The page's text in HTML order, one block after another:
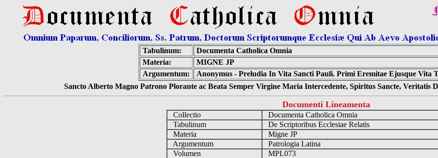
Tabulinum:
Documenta Catholica Omnia
Materia:
MIGNE JP
Argumentum:
Anonymus - Preludia In Vita Sancti Pauli. Primi Eremitae Ejusque Vita
Sancto Alberto Magno Patrono Plorante ac Beata Semper Virgine Maria Intercedente, Spiritus Sancte, Veritatis
Documenti Lineamenta
Collectio
Documenta Catholica Omnia
Tabulinum
De Scriptoribus Ecclesiae Relatis
Materia
Migne JP
Argumentum
Patrologia Latina
Volumen
MPL073